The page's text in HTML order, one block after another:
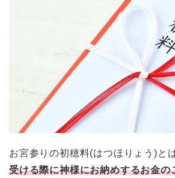
お宮参りの初穂料(はつほりょう)と
受ける際に神様にお納めするお金の